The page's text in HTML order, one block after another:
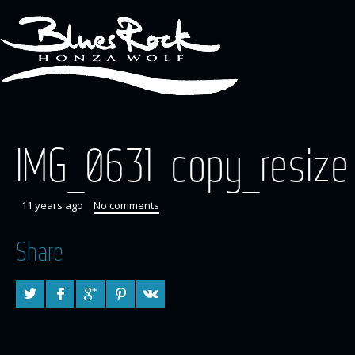
IMG_0631 copy_resize
11 years ago No comments
Share